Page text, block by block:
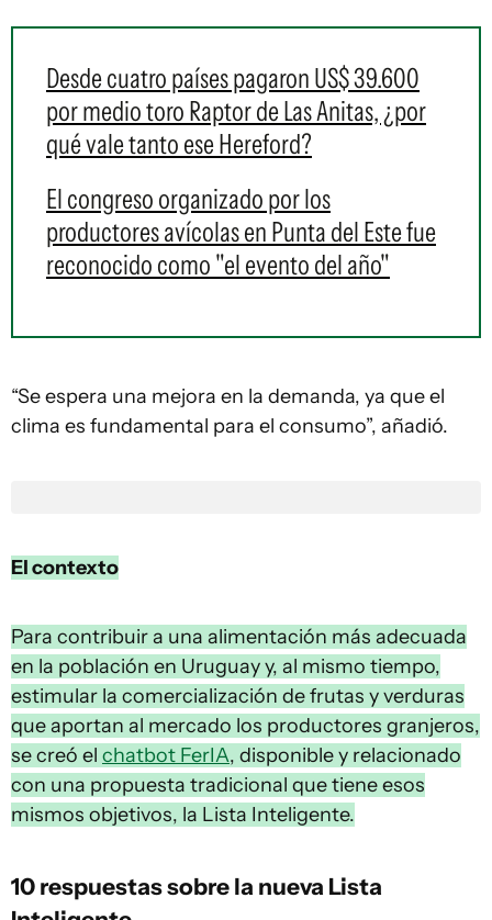
Desde cuatro países pagaron US$ 39.600
por medio toro Raptor de Las Anitas, ¿por
qué vale tanto ese Hereford?
El congreso organizado por los
productores avícolas en Punta del Este fue
reconocido como "el evento del año"
“Se espera una mejora en la demanda, ya que el
clima es fundamental para el consumo”, añadió.
El contexto
Para contribuir a una alimentación más adecuada
en la población en Uruguay y, al mismo tiempo,
estimular la comercialización de frutas y verduras
que aportan al mercado los productores granjeros,
se creó el chatbot FerIA, disponible y relacionado
con una propuesta tradicional que tiene esos
mismos objetivos, la Lista Inteligente.
10 respuestas sobre la nueva Lista